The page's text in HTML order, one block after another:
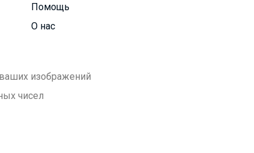
Помощь
О нас
изображений
чисел